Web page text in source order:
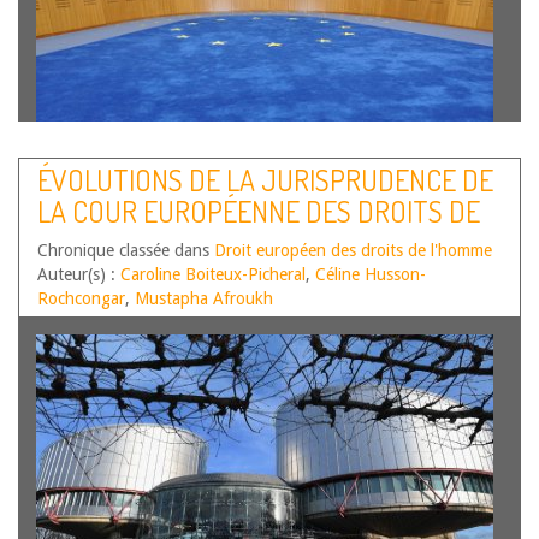
Par Mustapha Afroukh, Maître de conférences HDR en
droit public à Université de Montpellier, IDEDH,
UR_UM205/CRDH, Caroline Boiteux-Picheral, Professeure
de droit public à l’Université de Montpellier, IDEDH,
UR_UM205 et Céline Husson-Rochcongar, Maître de
conférences en droit public à Université de…Lire la suite
ÉVOLUTIONS DE LA JURISPRUDENCE DE
LA COUR EUROPÉENNE DES DROITS DE
L’HOMME – PREMIER SEMESTRE 2021
Chronique classée dans Droit européen des droits de l'homme
Auteur(s) : Caroline Boiteux-Picheral , Céline Husson-
Rochcongar, Mustapha Afroukh